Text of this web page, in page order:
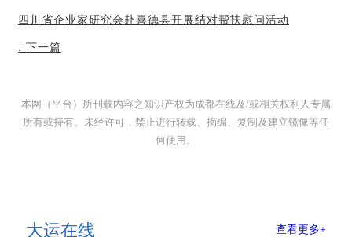
四川省企业家研究会赴喜德县开展结对帮扶慰问活动
: 下一篇
本网（平台）所刊载内容之知识产权为成都在线及/或相关权利人专属
所有或持有。未经许可，禁止进行转载、摘编、复制及建立镜像等任
何使用。
大运在线 查看更多+